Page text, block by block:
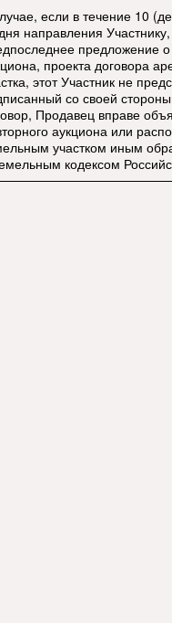
если в течение 10
направления
предложение
проекта договора
этот Участник не
со своей
Продавец вправе
аукциона или
участком иным
кодексом